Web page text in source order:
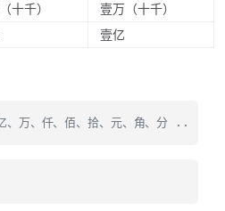
十千）
壹万（十千）
壹亿
、万、仟、佰、拾、元、角、分 ..